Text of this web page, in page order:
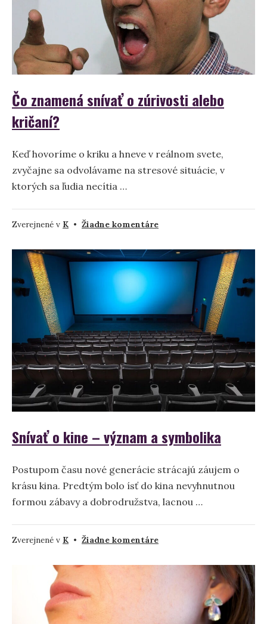
Čo znamená snívať o zúrivosti alebo
kričaní?
Keď hovoríme o kriku a hneve v reálnom svete,
zvyčajne sa odvolávame na stresové situácie, v
ktorých sa ľudia necítia …
Zverejnené v K • Žiadne komentárena
znamená
snívať
zúrivosti
alebo
kričaní?
Snívať o kine – význam a symbolika
Postupom času nové generácie strácajú záujem o
krásu kina. Predtým bolo ísť do kina nevyhnutnou
formou zábavy a dobrodružstva, lacnou …
Zverejnené v K • Žiadne komentárena
o
význam